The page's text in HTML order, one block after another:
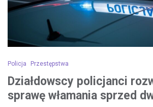
Policja Przestępstwa
Działdowscy policjanci
sprawę włamania sprzed